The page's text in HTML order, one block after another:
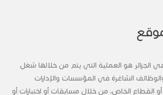
الجزائر هو العملية التي يتم من خلالها شغل
الشاغرة في المؤسسات والإدارات
القطاع الخاص، من خلال مسابقات أو اختبارات أو